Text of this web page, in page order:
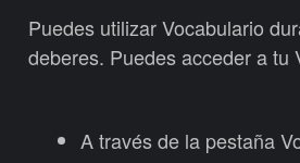
Puedes utilizar Vocabulario
deberes. Puedes acceder a tu
A través de la pestaña